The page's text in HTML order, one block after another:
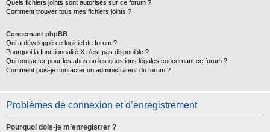
Quels fichiers joints sont autorisés sur ce forum ?
Comment trouver tous mes fichiers joints ?
Concernant phpBB
Qui a développé ce logiciel de forum ?
Pourquoi la fonctionnalité X n’est pas disponible ?
Qui contacter pour les abus ou les questions légales concernant ce forum ?
Comment puis-je contacter un administrateur du forum ?
Problèmes de connexion et d’enregistrement
Pourquoi dois-je m’enregistrer ?